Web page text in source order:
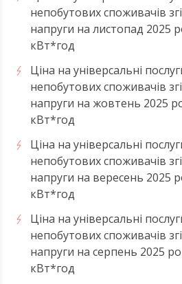
непобутових споживачів
напруги на листопад 2025
кВт*год
Ціна на універсальні
непобутових споживачів
напруги на жовтень 2025
кВт*год
Ціна на універсальні
непобутових споживачів
напруги на вересень 2025
кВт*год
Ціна на універсальні
непобутових споживачів
напруги на серпень 2025
кВт*год